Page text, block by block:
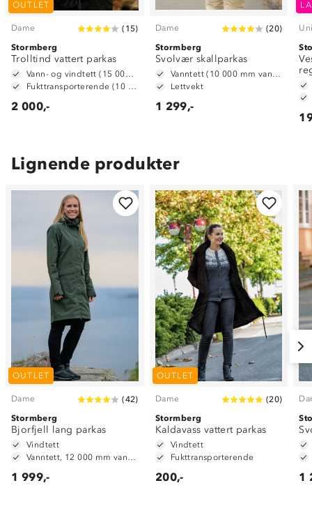
OUTLET
Dame ( 15)
Stormberg
Trolltind vattert parkas
2 000,-
Dame (20)
Stormberg
Svolvær skallparkas
Lettvekt
1 299,-
Lignende produkter
OUTLET
Dame (42)
Stormberg
Bjorfjell lang parkas
Vindtett
1 999,-
OUTLET
Dame (20)
Stormberg
Kaldavass vattert parkas
Vindtett
Fukttransporterende
200,- 1